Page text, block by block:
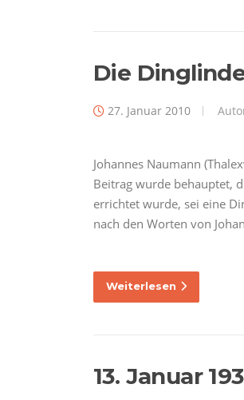
Die
27. Januar 2010
Johannes Naumann
Beitrag wurde behauptet,
errichtet wurde, sei eine
nach den Worten von
Weiterlesen
13. Januar